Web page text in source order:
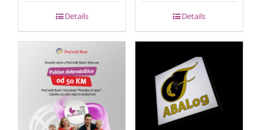
Details Details